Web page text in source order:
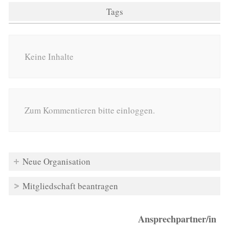
Tags
Keine Inhalte
Zum Kommentieren bitte einloggen.
Neue Organisation
Mitgliedschaft beantragen
Ansprechpartner/in